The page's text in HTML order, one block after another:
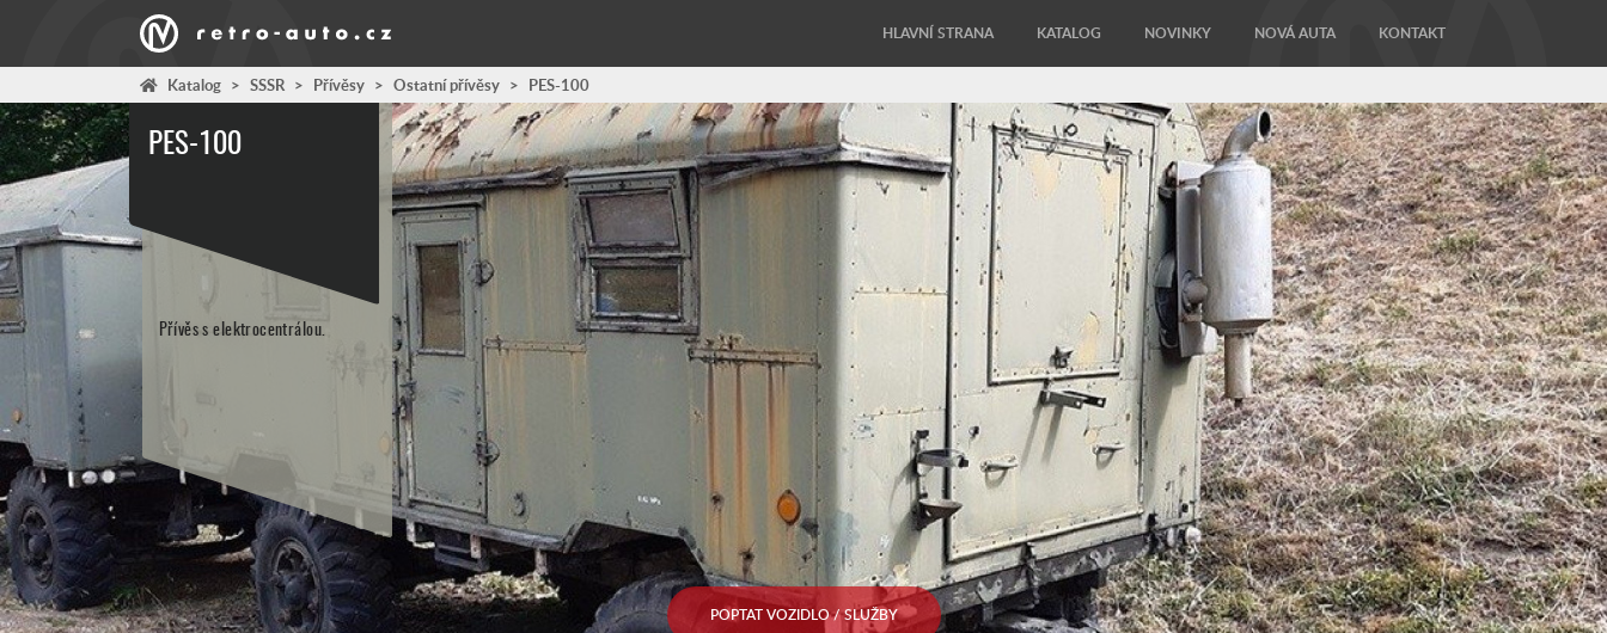
HLAVNÍ STRANA KATALOG NOVINKY NOVÁ AUTA KONTAKT
Katalog > SSSR > Přívěsy > Ostatní přívěsy > PES-100
PES-100
Přívěs s elektrocentrálou.
POPTAT VOZIDLO / SLUŽBY